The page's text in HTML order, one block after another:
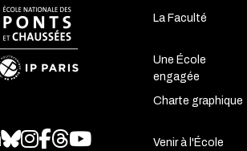
LinkedIn
Bluesky
Instagram
Facebook
ThreadsYoutube
La Faculté
Une École
engagée
Charte graphique
Venir à l'École